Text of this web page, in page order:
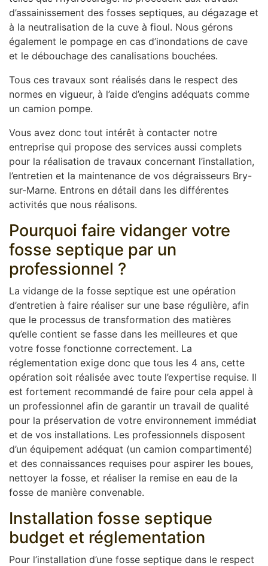
d’assainissement des fosses septiques, au dégazage et
à la neutralisation de la cuve à fioul. Nous gérons
également le pompage en cas d’inondations de cave
et le débouchage des canalisations bouchées.
Tous ces travaux sont réalisés dans le respect des
normes en vigueur, à l’aide d’engins adéquats comme
un camion pompe.
Vous avez donc tout intérêt à contacter notre
entreprise qui propose des services aussi complets
pour la réalisation de travaux concernant l’installation,
l’entretien et la maintenance de vos dégraisseurs Bry-
sur-Marne. Entrons en détail dans les différentes
activités que nous réalisons.
Pourquoi faire vidanger votre
fosse septique par un
professionnel ?
La vidange de la fosse septique est une opération
d’entretien à faire réaliser sur une base régulière, afin
que le processus de transformation des matières
qu’elle contient se fasse dans les meilleures et que
votre fosse fonctionne correctement. La
réglementation exige donc que tous les 4 ans, cette
opération soit réalisée avec toute l’expertise requise. Il
est fortement recommandé de faire pour cela appel à
un professionnel afin de garantir un travail de qualité
pour la préservation de votre environnement immédiat
et de vos installations. Les professionnels disposent
d’un équipement adéquat (un camion compartimenté)
et des connaissances requises pour aspirer les boues,
nettoyer la fosse, et réaliser la remise en eau de la
fosse de manière convenable.
Installation fosse septique
budget et réglementation
Pour l’installation d’une fosse septique dans le respect